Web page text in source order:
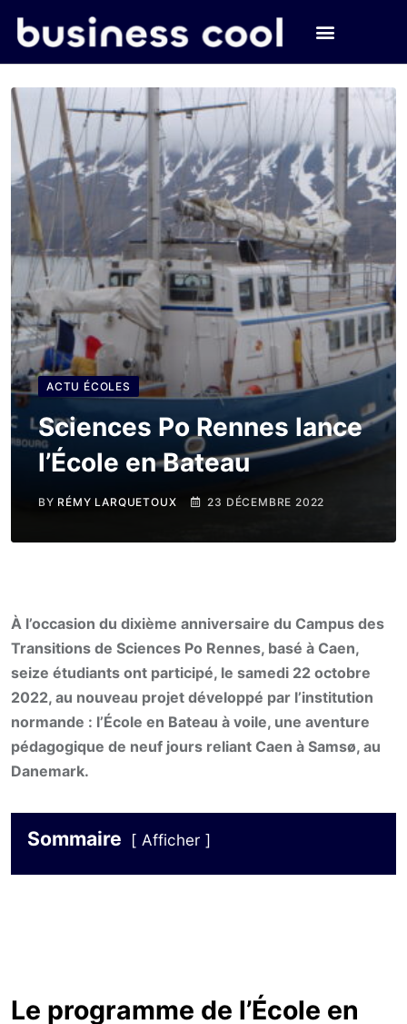
ACTU ÉCOLES
Sciences Po Rennes lance
l’École en Bateau
BY RÉMY LARQUETOUX 23 DÉCEMBRE 2022
À l’occasion du dixième anniversaire du Campus des
Transitions de Sciences Po Rennes, basé à Caen,
seize étudiants ont participé, le samedi 22 octobre
2022, au nouveau projet développé par l’institution
normande : l’École en Bateau à voile, une aventure
pédagogique de neuf jours reliant Caen à Samsø, au
Danemark.
Sommaire Afficher
Le programme de l’École en